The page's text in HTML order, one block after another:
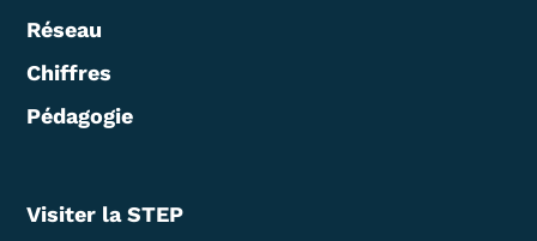
Réseau
Chiffres
Pédagogie
Visiter la STEP